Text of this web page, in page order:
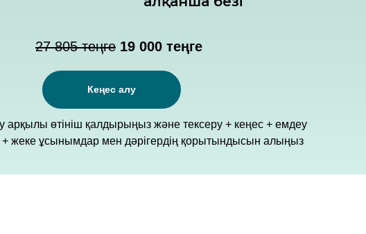
арқылы өтініш қалдырыңыз және тексеру + кеңес + емдеу
жеке ұсынымдар мен дәрігердің қорытындысын алыңыз
Кеңес алу
27 805 теңге 19 000 теңге